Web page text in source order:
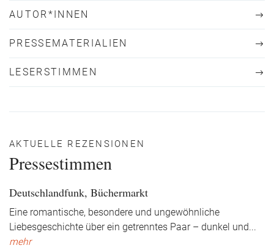
AUTOR*INNEN
PRESSEMATERIALIEN
LESERSTIMMEN
AKTUELLE REZENSIONEN
Pressestimmen
Deutschlandfunk, Büchermarkt
Eine romantische, besondere und ungewöhnliche
Liebesgeschichte über ein getrenntes Paar – dunkel und...
mehr